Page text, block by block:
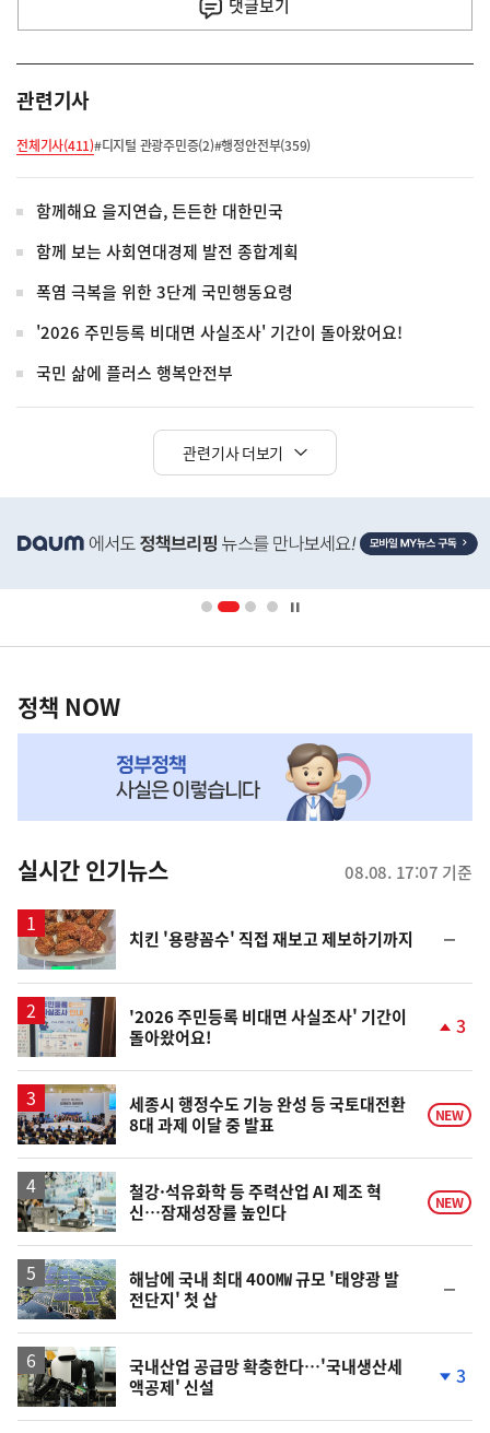
댓글보기
관련기사
전체기사(411)#디지털 관광주민증(2)#행정안전부(359)
함께해요 을지연습, 든든한 대한민국
함께 보는 사회연대경제 발전 종합계획
폭염 극복을 위한 3단계 국민행동요령
'2026 주민등록 비대면 사실조사' 기간이 돌아왔어요!
국민 삶에 플러스 행복안전부
관련기사 더보기
단
배
영
책
NOW,
뉴
스
정책 NOW
실시간 인기뉴스 08.08. 17:07 기준
치킨 '용량꼼수' 직접 재보고 제보하기까지
일
'2026 주민등록 비대면 사실조사' 기간이
돌아왔어요!
계
승
3
세종시 행정수도 기능 완성 등 국토대전환
8대 과제 이달 중 발표
NEW
철강·석유화학 등 주력산업 AI 제조 혁
신…잠재성장률 높인다
NEW
해남에 국내 최대 400㎿ 규모 '태양광 발
전단지' 첫 삽
일
국내산업 공급망 확충한다…'국내생산세
액공제' 신설
계
3